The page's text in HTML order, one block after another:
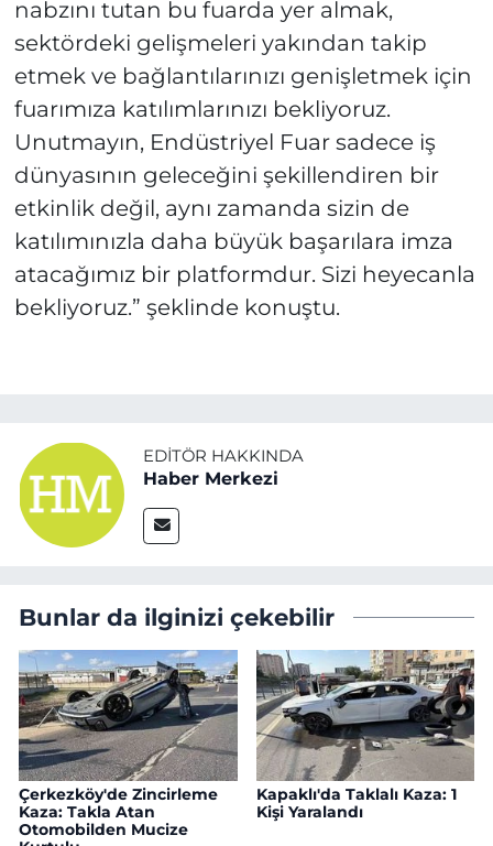
nabzını tutan bu fuarda yer almak,
sektördeki gelişmeleri yakından takip
etmek ve bağlantılarınızı genişletmek için
fuarımıza katılımlarınızı bekliyoruz.
Unutmayın, Endüstriyel Fuar sadece iş
dünyasının geleceğini şekillendiren bir
etkinlik değil, aynı zamanda sizin de
katılımınızla daha büyük başarılara imza
atacağımız bir platformdur. Sizi heyecanla
bekliyoruz.” şeklinde konuştu.
EDITÖR HAKKINDA
Haber Merkezi
Bunlar da ilginizi çekebilir
Çerkezköy'de Zincirleme
Kaza: Takla Atan
Otomobilden Mucize
Kapaklı'da Taklalı Kaza: 1
Kişi Yaralandı